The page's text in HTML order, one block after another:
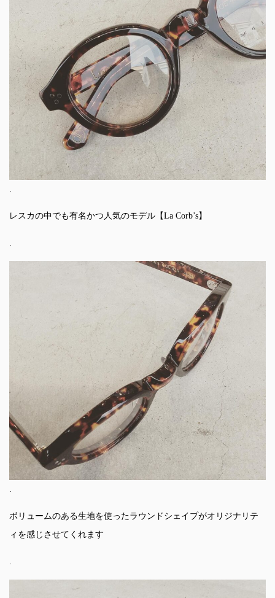
レスカの中でも有名かつ人気のモデル【La Corb’s】
.
ボリュームのある生地を使ったラウンドシェイプがオリジナリテ
ィを感じさせてくれます
.